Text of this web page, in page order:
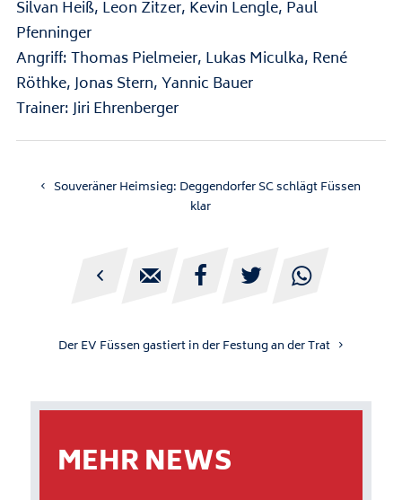
Silvan Heiß, Leon Zitzer, Kevin Lengle, Paul
Pfenninger
Angriff: Thomas Pielmeier, Lukas Miculka, René
Röthke, Jonas Stern, Yannic Bauer
Trainer: Jiri Ehrenberger
Souveräner Heimsieg: Deggendorfer SC schlägt Füssen
klar
    
Der EV Füssen gastiert in der Festung an der Trat
MEHR NEWS